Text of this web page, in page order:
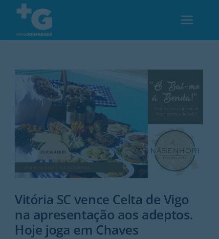
content
Desporto
Rubricas
Vitória SC vence Celta de Vigo
na apresentação aos adeptos.
Hoje joga em Chaves